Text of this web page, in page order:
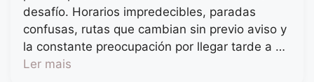
desafío. Horarios impredecibles, paradas
confusas, rutas que cambian sin previo aviso y
la constante preocupación por llegar tarde a …
Ler mais